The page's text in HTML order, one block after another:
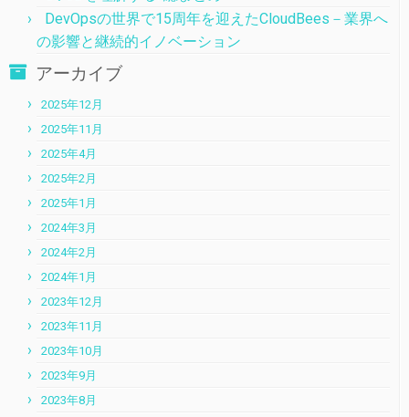
DevOpsの世界で15周年を迎えたCloudBees－業界へ
の影響と継続的イノベーション
アーカイブ
2025年12月
2025年11月
2025年4月
2025年2月
2025年1月
2024年3月
2024年2月
2024年1月
2023年12月
2023年11月
2023年10月
2023年9月
2023年8月